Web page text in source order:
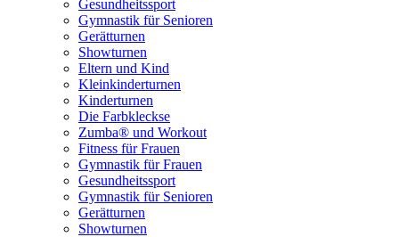
Gesundheitssport
Gymnastik für Senioren
Gerätturnen
Showturnen
Eltern und Kind
Kleinkinderturnen
Kinderturnen
Die Farbkleckse
Zumba® und Workout
Fitness für Frauen
Gymnastik für Frauen
Gesundheitssport
Gymnastik für Senioren
Gerätturnen
Showturnen